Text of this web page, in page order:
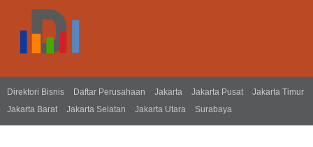
Direktori Bisnis Daftar Perusahaan Jakarta Jakarta Pusat
Jakarta Timur
Jakarta Barat
Jakarta Selatan Jakarta Utara Surabaya